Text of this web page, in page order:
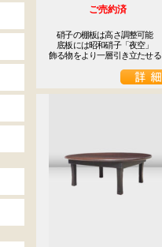
ご売約済
硝子の棚板は高さ調整可能
底板には昭和硝子「夜空」
飾る物をより一層引き立たせる